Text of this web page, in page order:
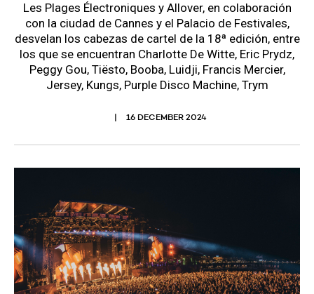
Les Plages Électroniques y Allover, en colaboración
con la ciudad de Cannes y el Palacio de Festivales,
desvelan los cabezas de cartel de la 18ª edición, entre
los que se encuentran Charlotte De Witte, Eric Prydz,
Peggy Gou, Tiësto, Booba, Luidji, Francis Mercier,
Jersey, Kungs, Purple Disco Machine, Trym
16 DECEMBER 2024